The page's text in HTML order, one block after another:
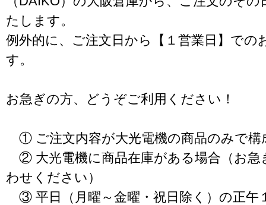
たします。
例外的に、ご注文日から【１営業日】での
す。
お急ぎの方、どうぞご利用ください！
① ご注文内容が大光電機の商品のみで構
② 大光電機に商品在庫がある場合（お急
わせください）
③ 平日（月曜～金曜・祝日除く）の正午